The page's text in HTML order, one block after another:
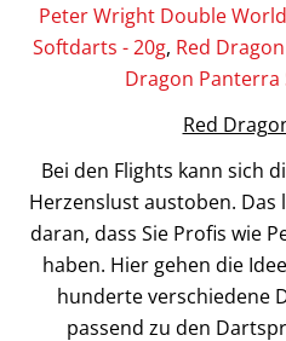
Peter Wright Double
Softdarts - 20g, Red
Dragon Panterra
Red
Bei den Flights kann sich
Herzenslust austoben.
daran, dass Sie Profis wie
haben. Hier gehen die
hunderte verschiedene
passend zu den